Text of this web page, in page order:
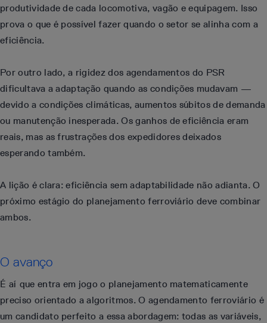
produtividade de cada locomotiva, vagão e equipagem. Isso
prova o que é possível fazer quando o setor se alinha com a
eficiência.
Por outro lado, a rigidez dos agendamentos do PSR
dificultava a adaptação quando as condições mudavam —
devido a condições climáticas, aumentos súbitos de demanda
ou manutenção inesperada. Os ganhos de eficiência eram
reais, mas as frustrações dos expedidores deixados
esperando também.
A lição é clara: eficiência sem adaptabilidade não adianta. O
próximo estágio do planejamento ferroviário deve combinar
ambos.
O avanço
É aí que entra em jogo o planejamento matematicamente
preciso orientado a algoritmos. O agendamento ferroviário é
um candidato perfeito a essa abordagem: todas as variáveis,